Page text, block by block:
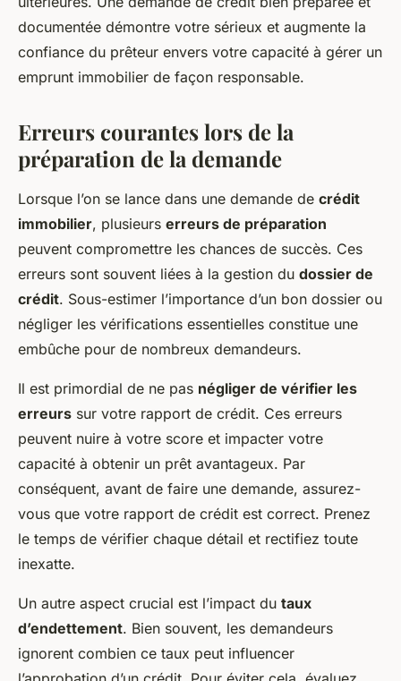
documentée démontre votre sérieux et augmente la
confiance du prêteur envers votre capacité à gérer un
emprunt immobilier de façon responsable.
Erreurs courantes lors de la
préparation de la demande
Lorsque l’on se lance dans une demande de crédit
immobilier, plusieurs erreurs de préparation
peuvent compromettre les chances de succès. Ces
erreurs sont souvent liées à la gestion du dossier de
crédit. Sous-estimer l’importance d’un bon dossier ou
négliger les vérifications essentielles constitue une
embûche pour de nombreux demandeurs.
Il est primordial de ne pas négliger de vérifier les
erreurs sur votre rapport de crédit. Ces erreurs
peuvent nuire à votre score et impacter votre
capacité à obtenir un prêt avantageux. Par
conséquent, avant de faire une demande, assurez-
vous que votre rapport de crédit est correct. Prenez
le temps de vérifier chaque détail et rectifiez toute
inexatte.
Un autre aspect crucial est l’impact du taux
d’endettement. Bien souvent, les demandeurs
ignorent combien ce taux peut influencer